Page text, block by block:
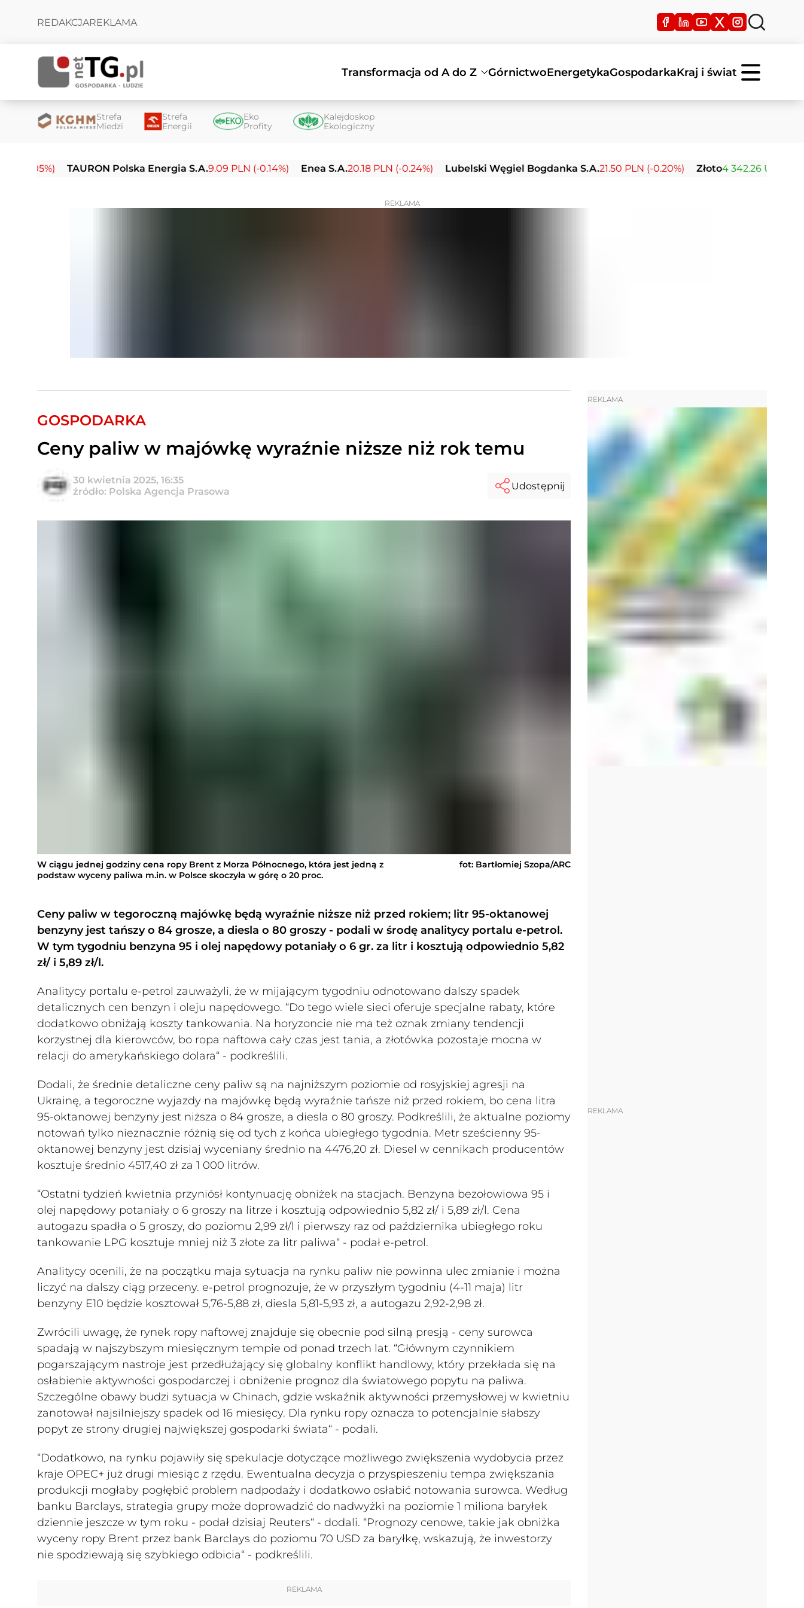
REDAKCJAREKLAMA
Transformacja od A do Z GórnictwoEnergetykaGospodarkaKraj i świat
Strefa
Miedzi
Strefa
Energii
Eko
Profity
Kalejdoskop
Ekologiczny
TAURON Polska Energia S.A.9.09 PLN (-0.14%) Enea S.A.20.18 PLN (-0.24%) Lubelski Węgiel Bogdanka S.A.21.50 PLN (-0.20%) Złoto4 342.26 USD (+2.40%)
REKLAMA
GOSPODARKA
Ceny paliw w majówkę wyraźnie niższe niż rok temu
30 kwietnia 2025, 16:35
źródło: Polska Agencja Prasowa
Udostępnij
W ciągu jednej godziny cena ropy Brent z Morza Północnego, która jest jedną z
podstaw wyceny paliwa m.in. w Polsce skoczyła w górę o 20 proc.
fot: Bartłomiej Szopa/ARC
Ceny paliw w tegoroczną majówkę będą wyraźnie niższe niż przed rokiem; litr 95-oktanowej
benzyny jest tańszy o 84 grosze, a diesla o 80 groszy - podali w środę analitycy portalu e-petrol.
W tym tygodniu benzyna 95 i olej napędowy potaniały o 6 gr. za litr i kosztują odpowiednio 5,82
zł/ i 5,89 zł/l.
Analitycy portalu e-petrol zauważyli, że w mijającym tygodniu odnotowano dalszy spadek
detalicznych cen benzyn i oleju napędowego. “Do tego wiele sieci oferuje specjalne rabaty, które
dodatkowo obniżają koszty tankowania. Na horyzoncie nie ma też oznak zmiany tendencji
korzystnej dla kierowców, bo ropa naftowa cały czas jest tania, a złotówka pozostaje mocna w
relacji do amerykańskiego dolara“ - podkreślili.
Dodali, że średnie detaliczne ceny paliw są na najniższym poziomie od rosyjskiej agresji na
Ukrainę, a tegoroczne wyjazdy na majówkę będą wyraźnie tańsze niż przed rokiem, bo cena litra
95-oktanowej benzyny jest niższa o 84 grosze, a diesla o 80 groszy. Podkreślili, że aktualne poziomy
notowań tylko nieznacznie różnią się od tych z końca ubiegłego tygodnia. Metr sześcienny 95-
oktanowej benzyny jest dzisiaj wyceniany średnio na 4476,20 zł. Diesel w cennikach producentów
kosztuje średnio 4517,40 zł za 1 000 litrów.
“Ostatni tydzień kwietnia przyniósł kontynuację obniżek na stacjach. Benzyna bezołowiowa 95 i
olej napędowy potaniały o 6 groszy na litrze i kosztują odpowiednio 5,82 zł/ i 5,89 zł/l. Cena
autogazu spadła o 5 groszy, do poziomu 2,99 zł/l i pierwszy raz od października ubiegłego roku
tankowanie LPG kosztuje mniej niż 3 złote za litr paliwa“ - podał e-petrol.
Analitycy ocenili, że na początku maja sytuacja na rynku paliw nie powinna ulec zmianie i można
liczyć na dalszy ciąg przeceny. e-petrol prognozuje, że w przyszłym tygodniu (4-11 maja) litr
benzyny E10 będzie kosztował 5,76-5,88 zł, diesla 5,81-5,93 zł, a autogazu 2,92-2,98 zł.
Zwrócili uwagę, że rynek ropy naftowej znajduje się obecnie pod silną presją - ceny surowca
spadają w najszybszym miesięcznym tempie od ponad trzech lat. “Głównym czynnikiem
pogarszającym nastroje jest przedłużający się globalny konflikt handlowy, który przekłada się na
osłabienie aktywności gospodarczej i obniżenie prognoz dla światowego popytu na paliwa.
Szczególne obawy budzi sytuacja w Chinach, gdzie wskaźnik aktywności przemysłowej w kwietniu
zanotował najsilniejszy spadek od 16 miesięcy. Dla rynku ropy oznacza to potencjalnie słabszy
popyt ze strony drugiej największej gospodarki świata“ - podali.
“Dodatkowo, na rynku pojawiły się spekulacje dotyczące możliwego zwiększenia wydobycia przez
kraje OPEC+ już drugi miesiąc z rzędu. Ewentualna decyzja o przyspieszeniu tempa zwiększania
produkcji mogłaby pogłębić problem nadpodaży i dodatkowo osłabić notowania surowca. Według
banku Barclays, strategia grupy może doprowadzić do nadwyżki na poziomie 1 miliona baryłek
dziennie jeszcze w tym roku - podał dzisiaj Reuters“ - dodali. “Prognozy cenowe, takie jak obniżka
wyceny ropy Brent przez bank Barclays do poziomu 70 USD za baryłkę, wskazują, że inwestorzy
nie spodziewają się szybkiego odbicia“ - podkreślili.
REKLAMA
REKLAMA
REKLAMA